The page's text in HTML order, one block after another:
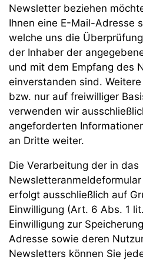
Newsletter beziehen
Ihnen eine E-Mail-Adresse
welche uns die
der Inhaber der
und mit dem Empfang des
einverstanden sind.
bzw. nur auf freiwilliger
verwenden wir
angeforderten
an Dritte weiter.
Die Verarbeitung der in das
erfolgt ausschließlich auf
Einwilligung (Art. 6 Abs. 1
Einwilligung zur
Adresse sowie deren
Newsletters können Sie